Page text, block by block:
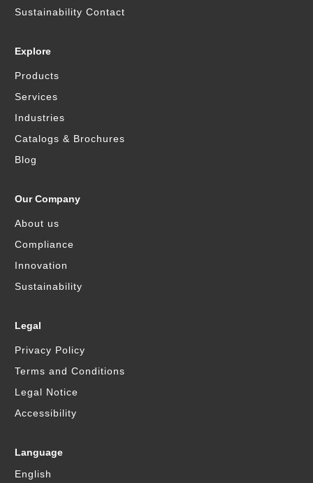
Sustainability Contact
Explore
Products
Services
Industries
Catalogs & Brochures
Blog
Our Company
About us
Compliance
Innovation
Sustainability
Legal
Privacy Policy
Terms and Conditions
Legal Notice
Accessibility
Language
English